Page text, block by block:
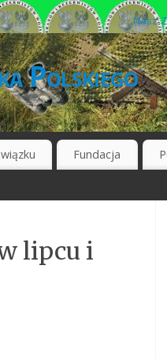
Nasz
Polskiego
Fundacja
lipcu i